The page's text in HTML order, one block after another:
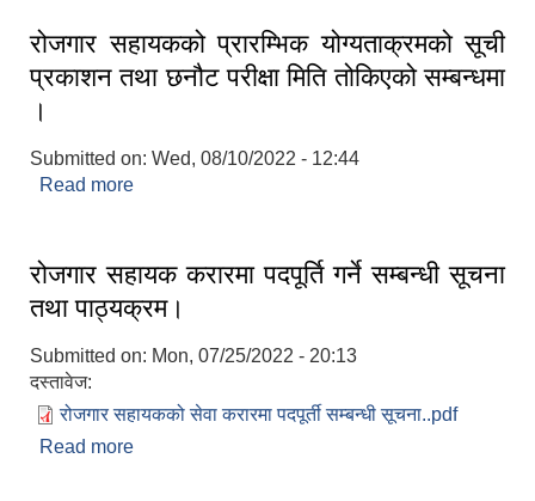
रोजगार सहायकको प्रारम्भिक योग्यताक्रमको सूची
प्रकाशन तथा छनौट परीक्षा मिति तोकिएको सम्बन्धमा
।
Submitted on: Wed, 08/10/2022 - 12:44
Read more
रोजगार सहायक करारमा पदपूर्ति गर्ने सम्बन्धी सूचना
तथा पाठ्यक्रम।
Submitted on: Mon, 07/25/2022 - 20:13
दस्तावेज:
रोजगार सहायकको सेवा करारमा पदपूर्ती सम्बन्धी सूचना..pdf
Read more